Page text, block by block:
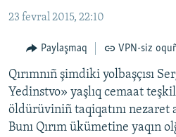
Qıdıruvğa
MEDENİYET
İNSAN AQLARI
VİDEO
SÜRET
BLOGLAR
23 fevral 2015, 22:10
Paylaşmaq VPN-siz
Qırımnıñ şimdiki yolbaşçısı
Yedinstvo» yaşlıq cemaat
öldürüviniñ taqiqatını nezaret
Bunı Qırım ükümetine yaqın